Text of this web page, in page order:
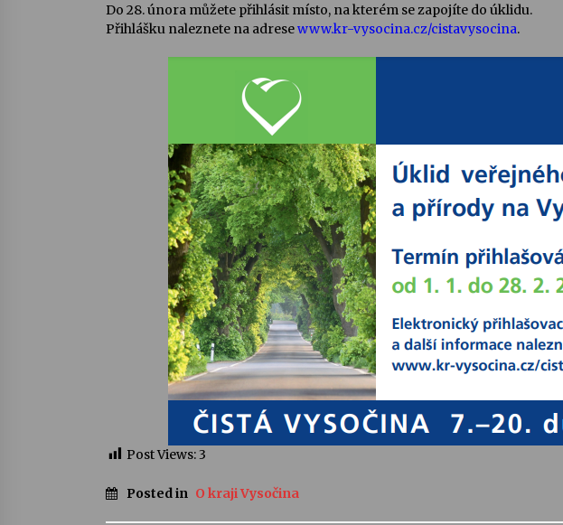
Letní koncerty ve Stromovce: Rufus
Miller
Za kulturou kousek za Humpolec. V
Želivě ožije odkaz Josefa Čapka
13. 7. 2026
Do 28. února můžete přihlásit místo, na kterém se zapojíte do úklidu.
Přihlášku naleznete na adresewww.kr-vysocina.cz/cistavysocina.
Post Views:3
Posted in O kraji Vysočina